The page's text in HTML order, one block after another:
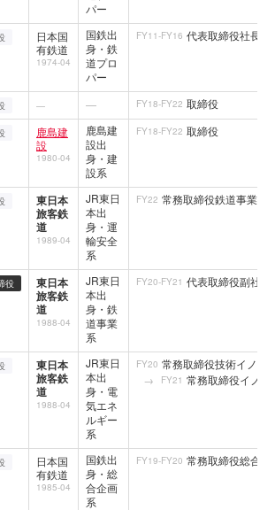
パー
日本国
有鉄道
1974-04
国鉄出
身・鉄
道プロ
パー
FY11-FY16 代表取締役社長
— — FY18-FY22 取締役
鹿島建
設
1980-04
鹿島建
設出
身・建
設系
FY18-FY22 取締役
東日本
旅客鉄
道
1989-04
JR東日
本出
身・運
輸安全
系
FY22 常務取締役鉄道事業本
役
東日本
旅客鉄
道
1988-04
JR東日
本出
身・鉄
道事業
系
FY20-FY21 代表取締役副社
東日本
旅客鉄
道
1988-04
JR東日
本出
身・電
気エネ
ルギー
系
FY20 常務取締役技術イノベ
FY21 常務取締役イノ
日本国
有鉄道
1985-04
国鉄出
身・総
合企画
系
FY19-FY20 常務取締役総合